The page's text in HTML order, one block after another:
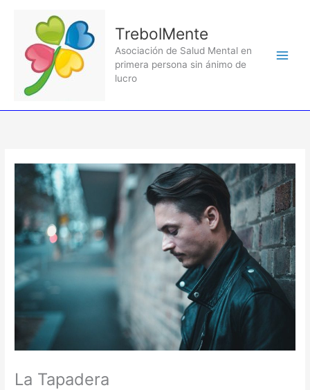
contenido
TrebolMente
Asociación de Salud Mental en
primera persona sin ánimo de
lucro
La Tapadera